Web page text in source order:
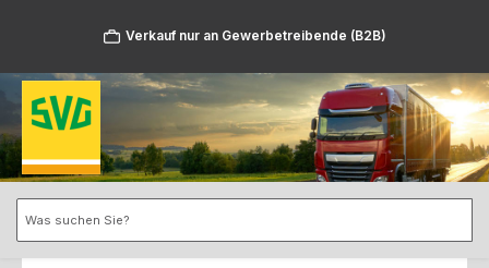
Verkauf nur an Gewerbetreibende (B2B)